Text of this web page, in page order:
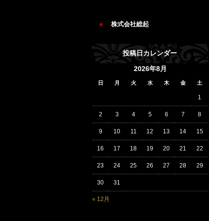
株式会社総起
投稿日カレンダー
2026年8月
日 月 火 水 木 金 土
« 12月
1
2 3 4 5 6 7 8
9 10 11 12 13 14 15
16 17 18 19 20 21 22
23 24 25 26 27 28 29
30 31